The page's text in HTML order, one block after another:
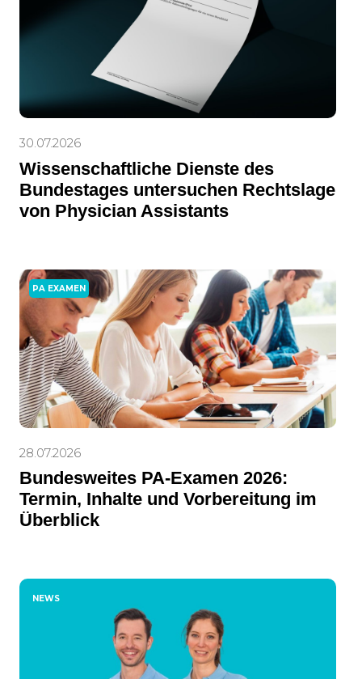
30.07.2026
Wissenschaftliche Dienste des
Bundestages untersuchen Rechtslage
von Physician Assistants
PA EXAMEN
28.07.2026
Bundesweites PA-Examen 2026:
Termin, Inhalte und Vorbereitung im
Überblick
NEWS